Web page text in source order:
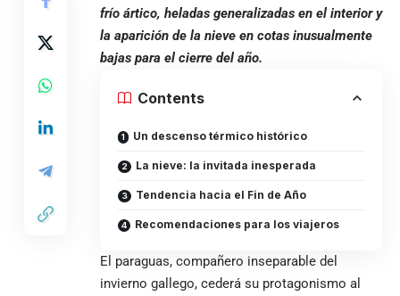
frío ártico, heladas generalizadas en el interior y
la aparición de la nieve en cotas inusualmente
bajas para el cierre del año.
Contents
Un descenso térmico histórico
La nieve: la invitada inesperada
Tendencia hacia el Fin de Año
Recomendaciones para los viajeros
El paraguas, compañero inseparable del
invierno gallego, cederá su protagonismo al